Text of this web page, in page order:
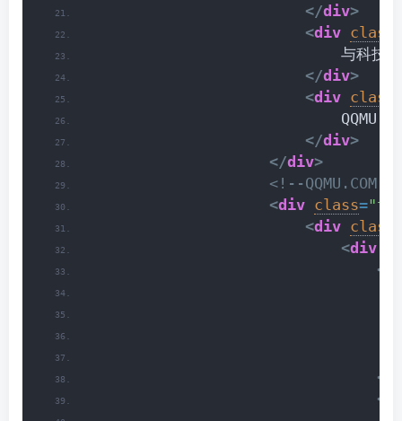
</div>
<div class
与科技
</div>
<div class
</div>
</div>
<!--QQMU.COM
<div class=
<div class
<div
<
</
<